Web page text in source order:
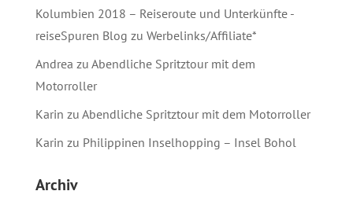
Kolumbien 2018 – Reiseroute und Unterkünfte -
reiseSpuren Blog zu Werbelinks/Affiliate*
Andrea zu Abendliche Spritztour mit dem
Motorroller
Karin zu Abendliche Spritztour mit dem Motorroller
Karin zu Philippinen Inselhopping – Insel Bohol
Archiv